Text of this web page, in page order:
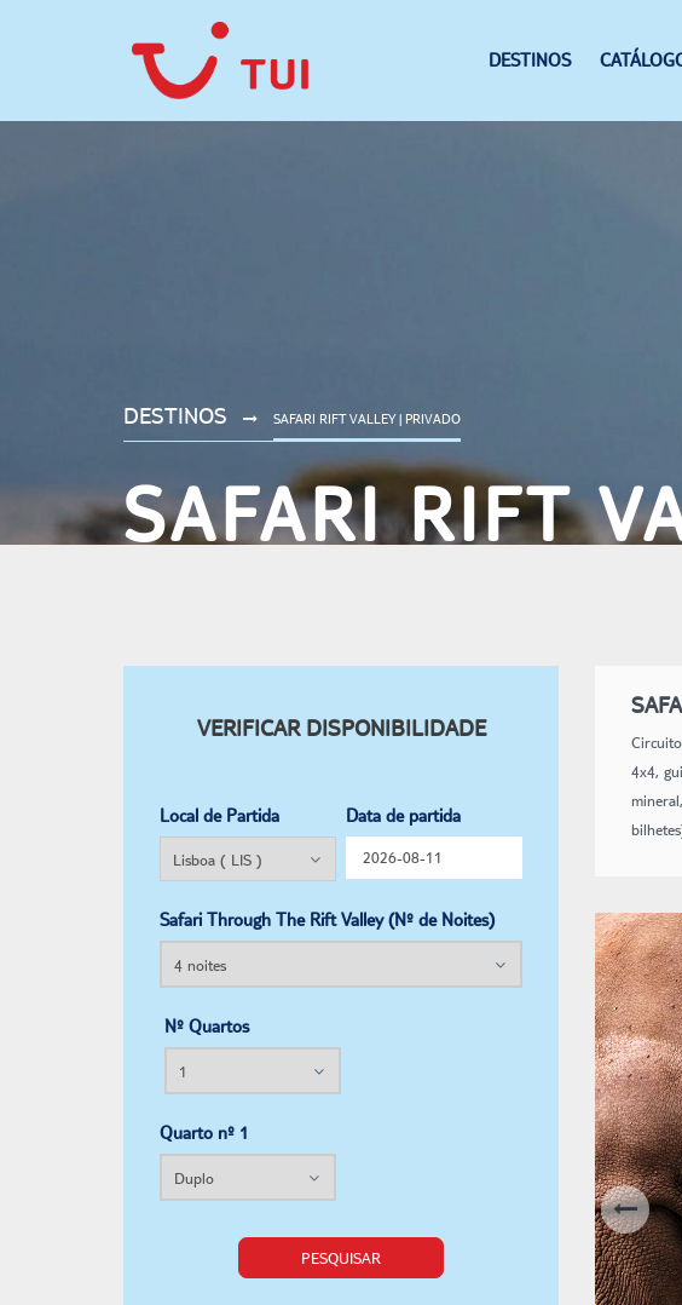
DESTINOS
DESTINOS SAFARI RIFT VALLEY | PRIVADO
SAFARI RIFT
4x4,
VERIFICAR DISPONIBILIDADE
Local de Partida Data de partida
Safari Through The Rift Valley (Nº de Noites)
Nº Quartos
Quarto nº 1
PESQUISAR